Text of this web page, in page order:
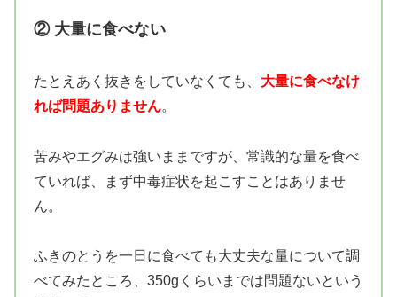
② 大量に食べない
たとえあく抜きをしていなくても、 大量に食べなけ
れば問題ありません。
苦みやエグみは強いままですが、常識的な量を食べ
ていれば、まず中毒症状を起こすことはありませ
ん。
ふきのとうを一日に食べても大丈夫な量について調
べてみたところ、350gくらいまでは問題ないという